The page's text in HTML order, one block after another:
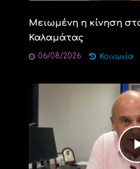
Μειωμένη η κίνηση
Καλαμάτας
06/08/2026 Κοινωνία